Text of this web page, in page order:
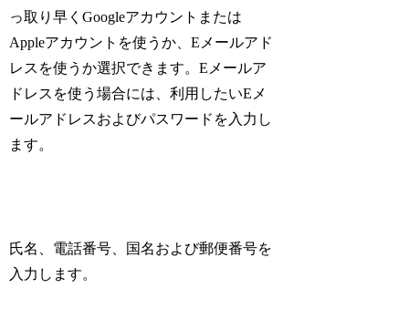
っ取り早くGoogleアカウントまたは
Appleアカウントを使うか、Eメールアド
レスを使うか選択できます。Eメールア
ドレスを使う場合には、利用したいEメ
ールアドレスおよびパスワードを入力し
ます。
氏名、電話番号、国名および郵便番号を
入力します。